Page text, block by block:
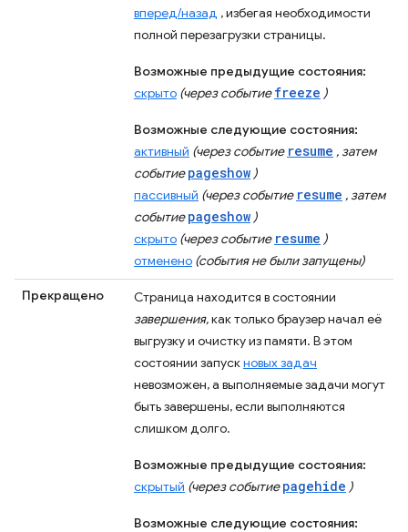
вперед/назад , избегая необходимости
полной перезагрузки страницы.
Возможные предыдущие состояния:
скрыто (через событиеfreeze )
Возможные следующие состояния:
активный (через событие resume , затем
событиеpageshow )
пассивный (через событие resume , затем
событиеpageshow )
скрыто (через событие resume )
отменено (события не были запущены)
Прекращено
Страница находится в состоянии
завершения,как только браузер начал её
выгрузку и очистку из памяти. В этом
состоянии запускновых задач
невозможен, а выполняемые задачи могут
быть завершены, если выполняются
слишком долго.
Возможные предыдущие состояния:
скрытый (через событиеpagehide )
Возможные следующие состояния: